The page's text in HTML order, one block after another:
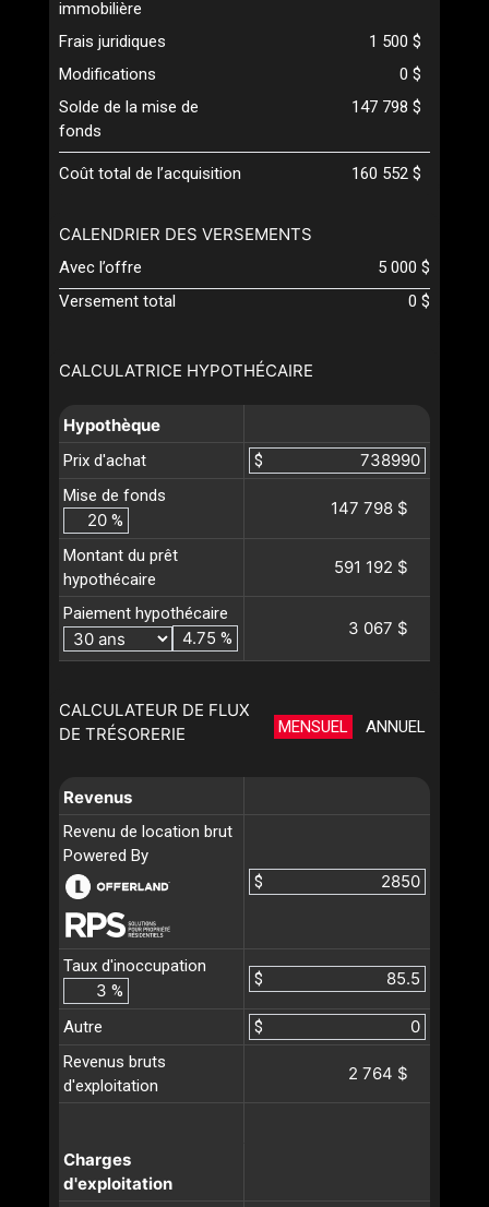
CALCULATRICE HYPOTHÉCAIRE
Hypothèque
Prix d'achat
$
Mise de fonds
%
147 798 $
Montant du prêt
hypothécaire
591 192 $
Paiement hypothécaire
%
3 067 $
CALCULATEUR DE FLUX
DE TRÉSORERIE
MENSUEL ANNUEL
Revenus
Revenu de location brut
Powered By
$
Taux d'inoccupation
%
$
Autre
$
Revenus bruts
d'exploitation
2 764 $
Charges
d'exploitation
immobilière
Frais juridiques
1 500 $
Modifications
0 $
Solde de la mise de
fonds
147 798 $
Coût total de l’acquisition 160 552 $
CALENDRIER DES VERSEMENTS
Avec l’offre
5 000 $
Versement total
0 $